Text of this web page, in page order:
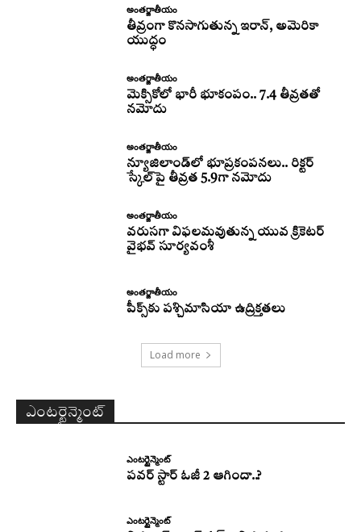
అంతర్జాతీయం
తీవ్రంగా కొనసాగుతున్న ఇరాన్‌, అమెరికా
యుద్ధం
అంతర్జాతీయం
మెక్సికోలో భారీ భూకంపం.. 7.4 తీవ్రతతో
నమోదు
అంతర్జాతీయం
న్యూజిలాండ్‌లో భూప్రకంపనలు.. రిక్టర్‌
స్కేల్‌పై తీవ్రత 5.9గా నమోదు
అంతర్జాతీయం
వరుసగా విఫలమవుతున్న యువ క్రికెటర్
వైభవ్ సూర్యవంశీ
అంతర్జాతీయం
పీక్స్‌కు పశ్చిమాసియా ఉద్రిక్తతలు
Load more
ఎంటర్టైన్మెంట్
ఎంటర్టైన్మెంట్
పవర్ స్టార్ ఓజీ 2 ఆగిందా..?
ఎంటర్టైన్మెంట్